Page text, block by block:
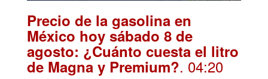
Precio de la gasolina en
México hoy sábado 8 de
agosto: ¿Cuánto cuesta el litro
de Magna y Premium?. 04:20